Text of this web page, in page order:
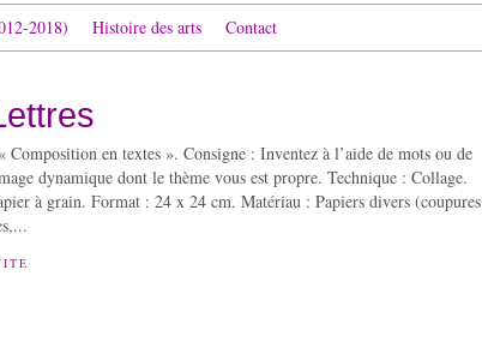
2018) Histoire des arts Contact
en textes ». Consigne : Inventez à l’aide de mots ou de
dynamique dont le thème vous est propre. Technique : Collage.
à grain. Format : 24 x 24 cm. Matériau : Papiers divers (coupures